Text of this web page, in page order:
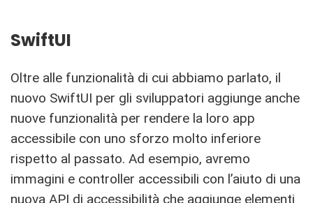
SwiftUI
Oltre alle funzionalità di cui abbiamo parlato, il
nuovo SwiftUI per gli sviluppatori aggiunge anche
nuove funzionalità per rendere la loro app
accessibile con uno sforzo molto inferiore
rispetto al passato. Ad esempio, avremo
immagini e controller accessibili con l’aiuto di una
nuova API di accessibilità che aggiunge elementi